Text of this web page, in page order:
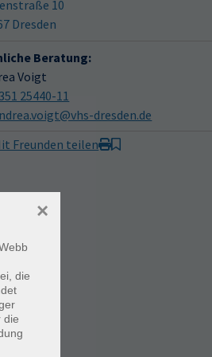
10
Dresden
Beratung:
Voigt
25440-11
dresden.de
Freunden teilen
die
die
×